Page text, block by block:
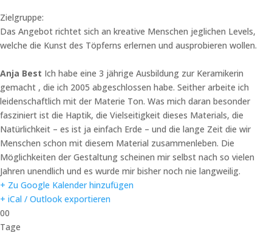
Zielgruppe:
Das Angebot richtet sich an kreative Menschen jeglichen Levels,
welche die Kunst des Töpferns erlernen und ausprobieren wollen.
Anja Best Ich habe eine 3 jährige Ausbildung zur Keramikerin
gemacht , die ich 2005 abgeschlossen habe. Seither arbeite ich
leidenschaftlich mit der Materie Ton. Was mich daran besonder
fasziniert ist die Haptik, die Vielseitigkeit dieses Materials, die
Natürlichkeit – es ist ja einfach Erde – und die lange Zeit die wir
Menschen schon mit diesem Material zusammenleben. Die
Möglichkeiten der Gestaltung scheinen mir selbst nach so vielen
Jahren unendlich und es wurde mir bisher noch nie langweilig.
+ Zu Google Kalender hinzufügen
+ iCal / Outlook exportieren
00
Tage